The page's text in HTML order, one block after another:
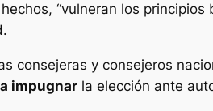
“vulneran los
consejeras y consejeros
impugnar la elección ante